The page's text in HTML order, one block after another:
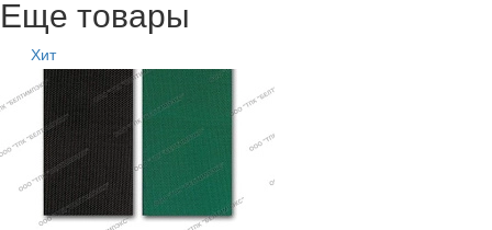
Еще товары
Хит